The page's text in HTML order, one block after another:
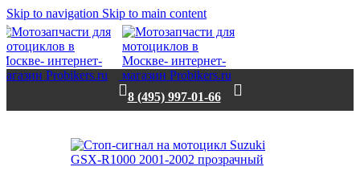
Skip to navigation Skip to main content
8 (495) 997-01-66